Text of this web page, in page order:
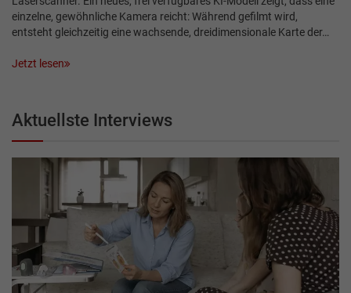
einzelne, gewöhnliche Kamera reicht: Während gefilmt wird,
entsteht gleichzeitig eine wachsende, dreidimensionale Karte der…
Jetzt lesen
Aktuellste Interviews